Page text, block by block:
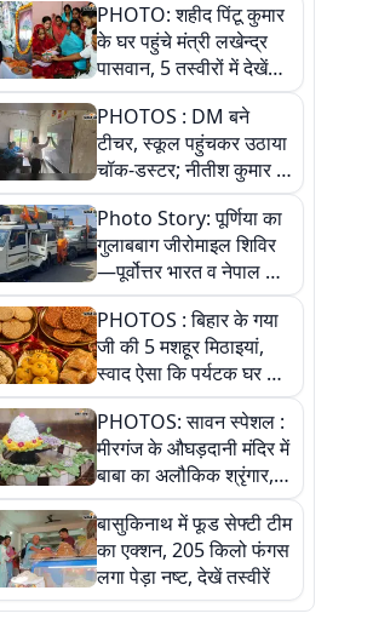
PHOTO: शहीद पिंटू कुमार
के घर पहुंचे मंत्री लखेन्द्र
पासवान, 5 तस्वीरों में देखें
उस भावुक पल की पूरी
कहानी
PHOTOS : DM बने
टीचर, स्कूल पहुंचकर उठाया
चॉक-डस्टर; नीतीश कुमार के
इस चहेते अधिकारी को
जानिए
Photo Story: पूर्णिया का
गुलाबबाग जीरोमाइल शिविर
—पूर्वोत्तर भारत व नेपाल के
कांवरियों का प्रमुख सेवा धाम
PHOTOS : बिहार के गया
जी की 5 मशहूर मिठाइयां,
स्वाद ऐसा कि पर्यटक घर ले
जाना नहीं भूलते, तस्वीरों में
देखें
PHOTOS: सावन स्पेशल :
मीरगंज के औघड़दानी मंदिर में
बाबा का अलौकिक श्रृंगार,
तस्वीरों में देखें महादेव के कई
मनमोहक स्वरूप
बासुकिनाथ में फूड सेफ्टी टीम
का एक्शन, 205 किलो फंगस
लगा पेड़ा नष्ट, देखें तस्वीरें